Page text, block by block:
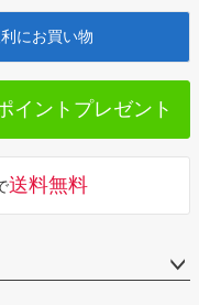
へ
にお買い物
イントプレゼント
送料無料